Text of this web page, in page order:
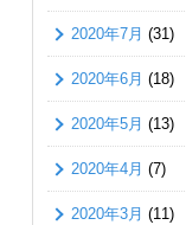
2020年7月 (31)
2020年6月 (18)
2020年5月 (13)
2020年4月 (7)
2020年3月 (11)